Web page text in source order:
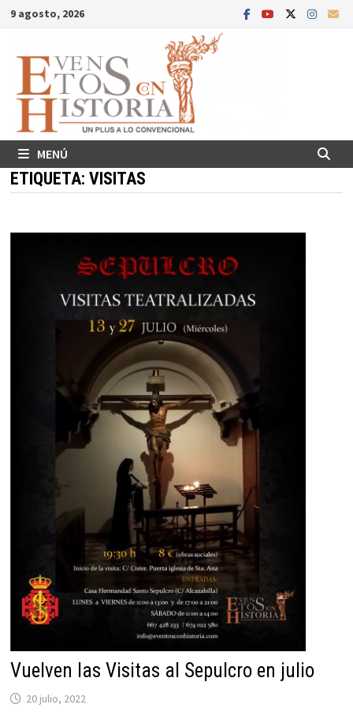
Saltar
contenido
9 agosto, 2026
MENÚ
ETIQUETA: VISITAS
Vuelven las Visitas al Sepulcro en julio
20 julio, 2022